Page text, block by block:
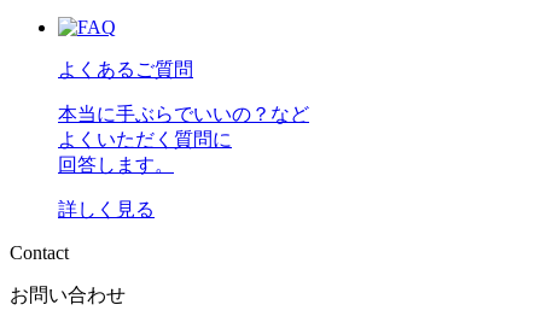
よくあるご質問
本当に手ぶらでいいの？など
よくいただく質問に
回答します。
詳しく見る
Contact
お問い合わせ